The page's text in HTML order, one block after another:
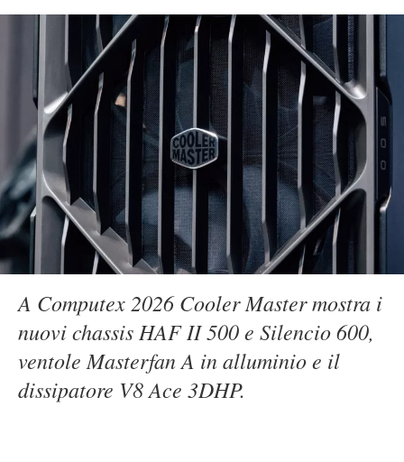
A Computex 2026 Cooler Master mostra i
nuovi chassis HAF II 500 e Silencio 600,
ventole Masterfan A in alluminio e il
dissipatore V8 Ace 3DHP.